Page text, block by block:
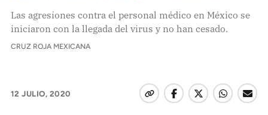
RECIBE NUESTRO BOLETÍN
SÍGUENOS
Las agresiones contra el personal médico en México se
iniciaron con la llegada del virus y no han cesado.
CRUZ ROJA MEXICANA
12 JULIO, 2020